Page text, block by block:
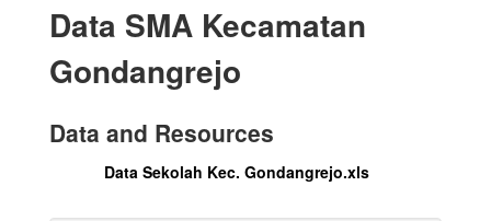
Data SMA Kecamatan
Gondangrejo
Data and Resources
Data Sekolah Kec. Gondangrejo.xls